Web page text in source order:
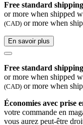
Free standard shipping
or more when shipped
(CAD) or more when
En savoir plus
Free standard shipping
or more when shipped
(CAD) or more when
Économies avec prise
votre commande en
vous aurez peut-être